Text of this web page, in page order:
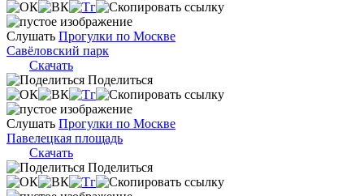
Слушать Прогулки по Москве
Савёловский парк
Скачать
Поделиться
Слушать Прогулки по Москве
Павелецкая площадь
Скачать
Поделиться